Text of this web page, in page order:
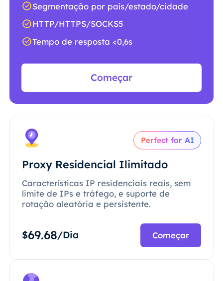
Segmentação por país/estado/cidade
HTTP/HTTPS/SOCKS5
Tempo de resposta <0,6s
Começar
Perfect for AI
Proxy Residencial Ilimitado
Características IP residenciais reais, sem
limite de IPs e tráfego, e suporte de
rotação aleatória e persistente.
$69.68/Dia Começar